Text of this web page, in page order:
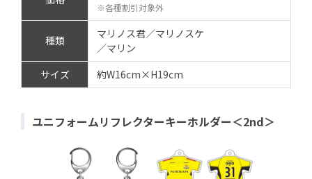
※各種割引対象外
種類
マリノス君／マリノスケ
／マリン
サイズ
約W16cm×H19cm
ユニフォームリフレクターキーホルダー＜2nd＞